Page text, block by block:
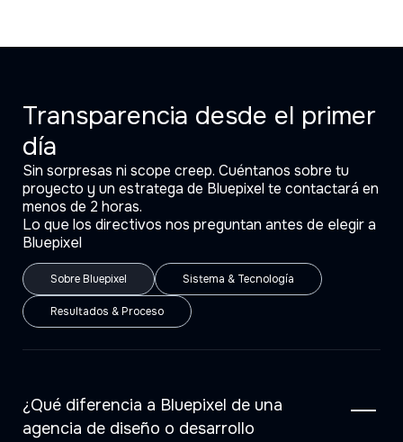
Transparencia desde el primer
día
Sin sorpresas ni scope creep. Cuéntanos sobre tu
proyecto y un estratega de Bluepixel te contactará en
menos de 2 horas.
Lo que los directivos nos preguntan antes de elegir a
Bluepixel
Sobre Bluepixel Sistema & Tecnología
Resultados & Proceso
¿Qué diferencia a Bluepixel de una
agencia de diseño o desarrollo